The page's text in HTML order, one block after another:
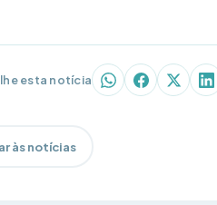
esta notícia WhatsApp
Facebook
X
às notícias